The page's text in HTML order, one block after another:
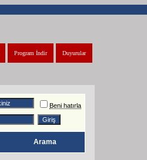
Duyurular
Program İndir
Beni hatırla
Arama